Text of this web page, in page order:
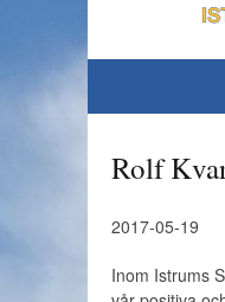
Rolf
2017-05-19
Inom Istrums